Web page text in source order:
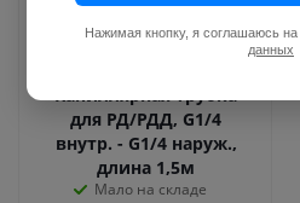
для РД/РДД, G1/4
внутр. - G1/4 наруж.,
длина 1,5м
Мало на складе
Нажимая кнопку, я соглашаюсь на
данных